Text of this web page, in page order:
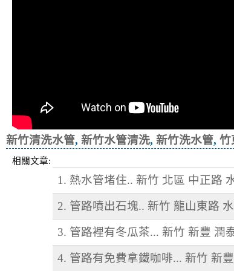
新竹清洗水管, 新竹水管清洗, 新竹洗水管, 竹
相關文章:
1. 熱水管堵住.. 新竹 北區 中正路
2. 管路噴出石塊.. 新竹 龍山東路
3. 管路裡有冬瓜茶... 新竹 新豐 潤
4. 管路有免費拿鐵咖啡... 新竹 新